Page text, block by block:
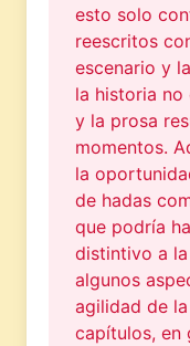
esto solo
reescritos
escenario y
la historia no
y la prosa
momentos.
la
de hadas
que podría
distintivo a
algunos
agilidad de
capítulos, en